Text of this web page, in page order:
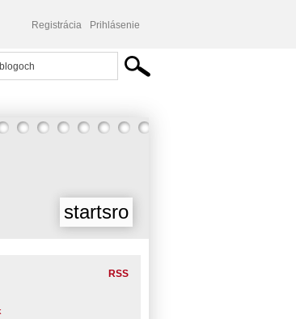
Registrácia Prihlásenie
startsro
RSS